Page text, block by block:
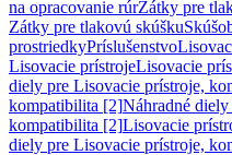
na opracovanie rúrZátky pre
Zátky pre tlakovú skúšku
prostriedkyPríslušenstvo
Lisovacie prístrojeLisovacie
diely pre Lisovacie prístroje,
kompatibilita [2]Náhradné
kompatibilita [2]Lisovacie
diely pre Lisovacie prístroje,